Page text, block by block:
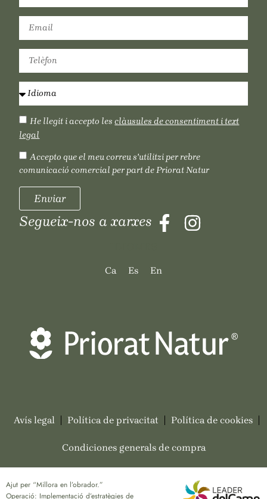
He llegit i accepto lesclàusules de consentiment i text
legal
Accepto que el meu correu s'utilitzi per rebre
comunicació comercial per part de Priorat Natur
Enviar
Segueix-nos a xarxes
Ca Es En
Avís legal Política de privacitat Política de cookies
Condiciones generals de compra
Ajut per “Millora en l’obrador.”
Operació: Implementació d’estratègies de